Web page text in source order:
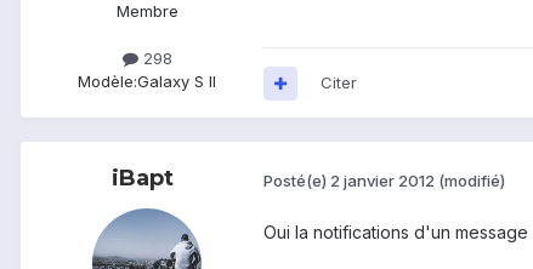
Membre
298
Modèle:Galaxy S II Citer
iBapt Posté(e) 2 janvier 2012 (modifié)
Oui la notifications d'un